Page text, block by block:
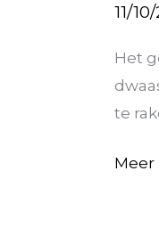
11/
Het
te
Meer